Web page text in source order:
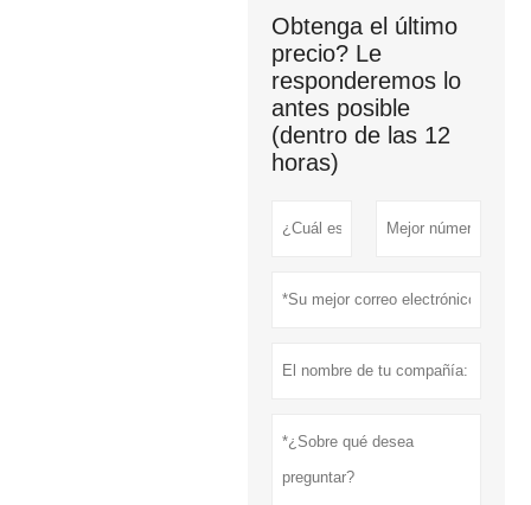
Obtenga el último
precio? Le
responderemos lo
antes posible
(dentro de las 12
horas)